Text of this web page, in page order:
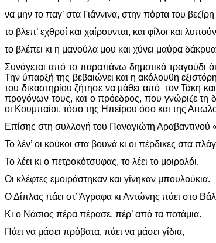
να μην το παγ’ στα Γιάννινα, στην πόρτα του βεζίρη
το βλεπ’ εχθροί και χαίρουνται, και φίλοι και
το βλέπει κι η μανούλα μου και χύνει μαύρα
Συνάγεται από το παραπάνω δημοτικό τραγούδι
Την ύπαρξή της βεβαιώνει και η ακόλουθη
του δικαστηρίου ζήτησε να μάθει από τον Τάκη
προγόνων τους, και ο πρόεδρος, που γνώριζε τη
οι Κουμπαίοι, τόσο της Ηπείρου όσο και της
Επίσης στη συλλογή του Παναγιώτη Αραβαντινού
Το λέν’ οι κούκοι στα βουνά κι οι πέρδικες στα
Το λέει κι ο πετροκότσυφας, το λέει το μοιρολόι.
Οι κλέφτες εμοιράστηκαν και γίνηκαν μπουλούκια.
Ο Δίπλας πάει στ’ Άγραφα κι Αντώνης πάει στο
Κι ο Νάσιος πέρα πέρασε, πέρ’ από τα ποτάμια.
Πάει να μάσει πρόβατα, πάει να μάσει γίδια,